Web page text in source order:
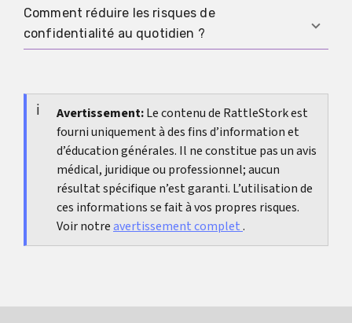
Écris court et neutre, demande le consentement,
et accepte un non ou une absence de réponse
Comment réduire les risques de
confidentialité au quotidien ?
de partager des données brutes sans nécessité.
Traite le matching comme une communication
familiale sensible, pas comme un réseau social.
Avertissement:Le contenu de RattleStork est
fourni uniquement à des fins d’information et
d’éducation générales. Il ne constitue pas un avis
médical, juridique ou professionnel; aucun
résultat spécifique n’est garanti. L’utilisation de
ces informations se fait à vos propres risques.
Voir notreavertissement complet.